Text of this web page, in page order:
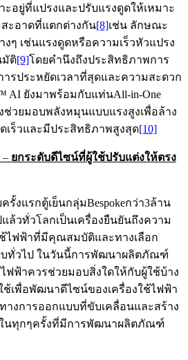
อยู่ที่แปรงและปรับแรงดูดให้เหมาะ
ะอาดที่แตกต่างกัน[8]เช่น ลักษณะ
ๆ เช่นแรงดูดหรือความเร็วหัวแปรง
มัติ[9]โดยคำนึงถึงประสิทธิภาพการ
รประหยัดเวลาที่สุดและความสะดวก
AI ยังมาพร้อมกับแท่นAll-in-One
ช่วยมอบพลังหมุนแบบแรงสูงเพื่อล้าง
เร็วและมีประสิทธิภาพสูงสุด[10]
– ยกระดับดีไซน์ที่ผู้ใช้ปรับแต่งให้ตรง
รั้งแรกตู้เย็นกลุ่มBespokeกว่า3ล้าน
ล้วทั่วโลกเป็นเครื่องยืนยันถึงความ
ไฟฟ้าที่มีคุณสมบัติและทางเลือก
บทั่วไป ในวันนี้การพัฒนาผลิตภัณฑ์
ฟฟ้าควรช่วยมอบสิ่งใดให้กับผู้ใช้บ้าง
เพื่อพัฒนาดีไซน์ของเครื่องใช้ไฟฟ้า
างการออกแบบที่ขับเคลื่อนและสร้าง
นทุกๆครั้งที่มีการพัฒนาผลิตภัณฑ์